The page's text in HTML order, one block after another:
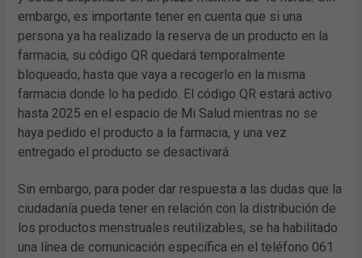
embargo, es importante tener en cuenta que si una
persona ya ha realizado la reserva de un producto en la
farmacia, su código QR quedará temporalmente
bloqueado, hasta que vaya a recogerlo en la misma
farmacia donde lo ha pedido. El código QR estará activo
hasta 2025 en el espacio de Mi Salud mientras no se
haya pedido el producto a la farmacia, y una vez
entregado el producto se desactivará.
Sin embargo, para poder dar respuesta a las dudas que la
ciudadanía pueda tener en relación con la distribución de
los productos menstruales reutilizables, se ha habilitado
una línea de comunicación específica en el teléfono 061